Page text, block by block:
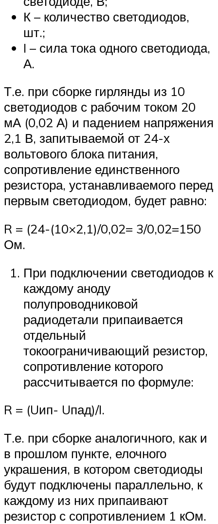
К – количество светодиодов,
шт.;
I – сила тока одного светодиода,
А.
Т.е. при сборке гирлянды из 10
светодиодов с рабочим током 20
мА (0,02 А) и падением напряжения
2,1 В, запитываемой от 24-х
вольтового блока питания,
сопротивление единственного
резистора, устанавливаемого перед
первым светодиодом, будет равно:
R = (24-(10×2,1)/0,02= 3/0,02=150
Ом.
При подключении светодиодов к
каждому аноду
полупроводниковой
радиодетали припаивается
отдельный
токоограничивающий резистор,
сопротивление которого
рассчитывается по формуле:
R = (Uип- Uпад)/I.
Т.е. при сборке аналогичного, как и
в прошлом пункте, елочного
украшения, в котором светодиоды
будут подключены параллельно, к
каждому из них припаивают
резистор с сопротивлением 1 кОм.